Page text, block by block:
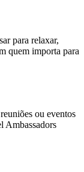
para relaxar,
quem importa para
ou eventos
Ambassadors